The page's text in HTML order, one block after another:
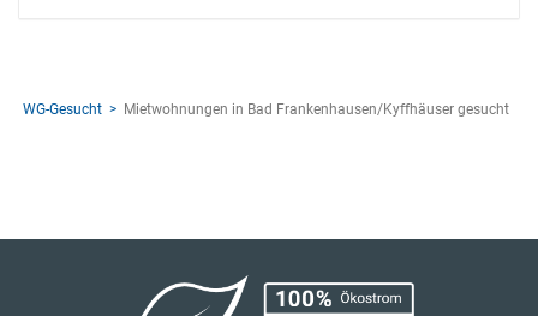
WG-Gesucht Mietwohnungen in Bad Frankenhausen/Kyffhäuser gesucht